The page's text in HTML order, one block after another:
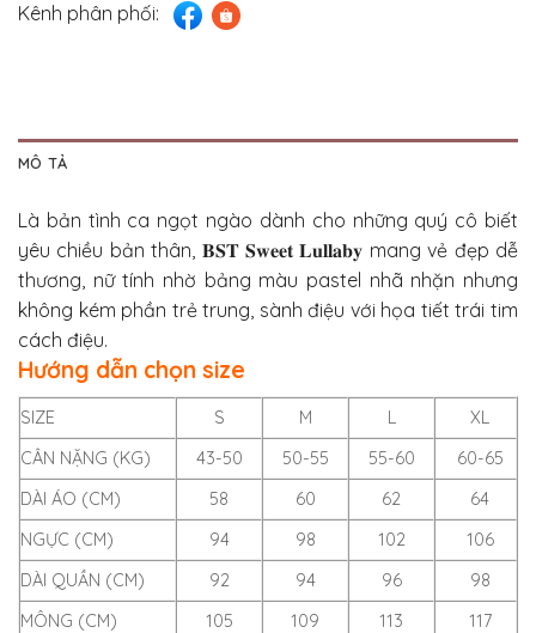
Kênh phân phối:
MÔ TẢ
Là bản tình ca ngọt ngào dành cho những quý cô biết
yêu chiều bản thân, 𝐁𝐒𝐓 𝐒𝐰𝐞𝐞𝐭 𝐋𝐮𝐥𝐥𝐚𝐛𝐲 mang vẻ đẹp dễ
thương, nữ tính nhờ bảng màu pastel nhã nhặn nhưng
không kém phần trẻ trung, sành điệu với họa tiết trái tim
cách điệu.
Hướng dẫn chọn size
SIZE S M L
XL
CÂN NẶNG (KG)
43-50 50-55 55-60
60-65
DÀI ÁO (CM)
58 60 62
64
NGỰC (CM)
94 98 102
106
DÀI QUẦN (CM)
92 94 96
98
MÔNG (CM)
105 109 113 117